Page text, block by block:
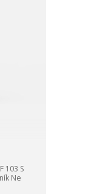
103 S
Ne